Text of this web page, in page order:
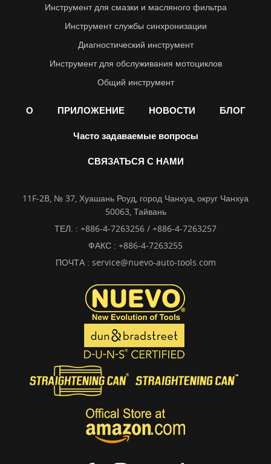
Инструмент для смазки и масляного фильтра
Инструмент службы синхронизации
Диагностический инструмент
Инструмент для обслуживания мотоциклов
Общий инструмент
О ПРИЛОЖЕНИЕ НОВОСТИ БЛОГ
Часто задаваемые вопросы
СВЯЗАТЬСЯ С НАМИ
11F-2B, № 37, Хуашань Роуд, город Чанхуа, округ Чанхуа
50063, Тайвань
ТЕЛ. : +886-4-7263256 / +886-4-7263257
ФАКС : +886-4-7263255
ПОЧТА : service@nuevo-auto-tools.com